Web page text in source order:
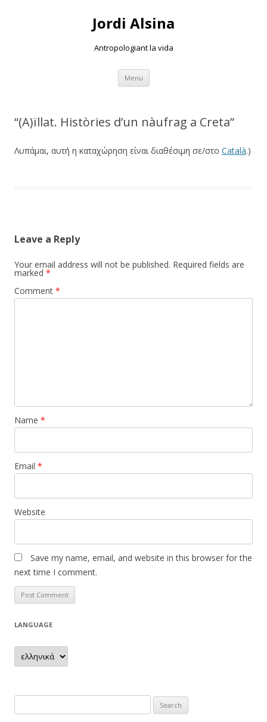
Jordi Alsina
Antropologiant la vida
Menu Skip
content
“(A)ïllat. Històries d’un nàufrag a Creta”
Λυπάμαι, αυτή η καταχώρηση είναι διαθέσιμη σε/στο Català.)
Leave a Reply
Your email address will not be published. Required fields are
marked *
Comment *
Name *
Email *
Website
Save my name, email, and website in this browser for the
next time I comment.
LANGUAGE
for: